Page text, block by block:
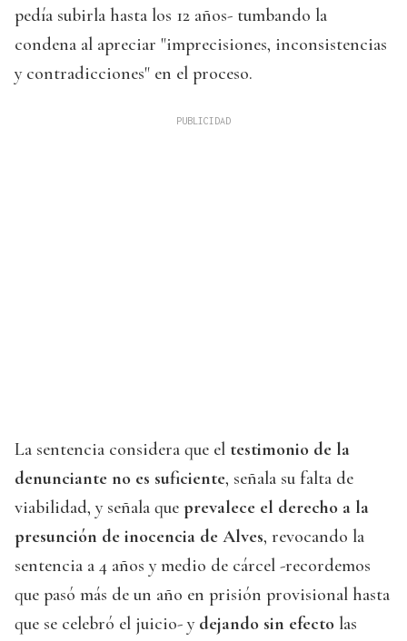
pedía subirla hasta los 12 años- tumbando la
condena al apreciar "imprecisiones, inconsistencias
y contradicciones" en el proceso.
La sentencia considera que el testimonio de la
denunciante no es suficiente, señala su falta de
viabilidad, y señala que prevalece el derecho a la
presunción de inocencia de Alves, revocando la
sentencia a 4 años y medio de cárcel -recordemos
que pasó más de un año en prisión provisional hasta
que se celebró el juicio- y dejando sin efecto las